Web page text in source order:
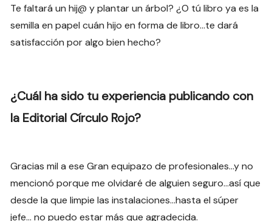
Te faltará un hij@ y plantar un árbol? ¿O tú libro ya es la
semilla en papel cuán hijo en forma de libro…te dará
satisfacción por algo bien hecho?
¿Cuál ha sido tu experiencia publicando con
la Editorial Círculo Rojo?
Gracias mil a ese Gran equipazo de profesionales…y no
mencionó porque me olvidaré de alguien seguro…así que
desde la que limpie las instalaciones…hasta el súper
jefe… no puedo estar más que agradecida.